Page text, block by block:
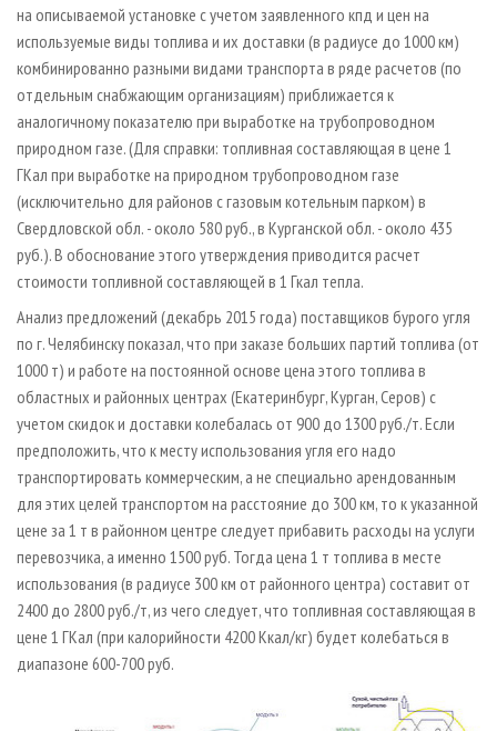
на описываемой установке с учетом заявленного кпд и цен на
используемые виды топлива и их доставки (в радиусе до 1000 км)
комбинированно разными видами транспорта в ряде расчетов (по
отдельным снабжающим организациям) приближается к
аналогичному показателю при выработке на трубопроводном
природном газе. (Для справки: топливная составляющая в цене 1
ГКал при выработке на природном трубопроводном газе
(исключительно для районов с газовым котельным парком) в
Свердловской обл. - около 580 руб., в Курганской обл. - около 435
руб.). В обоснование этого утверждения приводится расчет
стоимости топливной составляющей в 1 Гкал тепла.
Анализ предложений (декабрь 2015 года) поставщиков бурого угля
по г. Челябинску показал, что при заказе больших партий топлива (от
1000 т) и работе на постоянной основе цена этого топлива в
областных и районных центрах (Екатеринбург, Курган, Серов) с
учетом скидок и доставки колебалась от 900 до 1300 руб./т. Если
предположить, что к месту использования угля его надо
транспортировать коммерческим, а не специально арендованным
для этих целей транспортом на расстояние до 300 км, то к указанной
цене за 1 т в районном центре следует прибавить расходы на услуги
перевозчика, а именно 1500 руб. Тогда цена 1 т топлива в месте
использования (в радиусе 300 км от районного центра) составит от
2400 до 2800 руб./т, из чего следует, что топливная составляющая в
цене 1 ГКал (при калорийности 4200 Ккал/кг) будет колебаться в
диапазоне 600-700руб.